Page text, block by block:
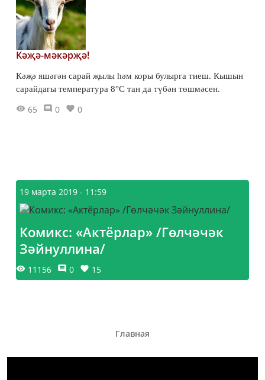
Кәҗә-мәкәрҗә!
Кәҗә яшәгән сарай җылы һәм коры булырга тиеш. Кышын
сарайдагы температура 8°С тан да түбән төшмәсен.
65 0 0
19 марта 2019 - 11:59
Комикс: «Актёрлар» /Гөлчәчәк
Зәйнуллина/
11156 0 15
Главная